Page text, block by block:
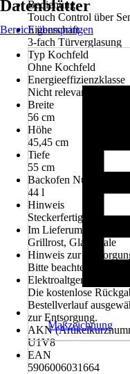
Bedienung
Touch Control über
Eigenschaft
3-fach Türverglasung
Typ Kochfeld
Ohne Kochfeld
Energieeffizienzklasse
Nicht relevant
Breite
56 cm
Höhe
45,45 cm
Tiefe
55 cm
Backofen Nutzvolumen
44 l
Hinweis
Steckerfertig
Im Lieferumfang
Grillrost, Glasschale
Hinweis zur
Bitte beachte die
Elektroaltgerät-
Die kostenlose
Bestellverlauf
zur Entsorgung.
AKN
U1V8
EAN
5906006031664
Datenblätter
Bereich überspringen
Maßzeichnung